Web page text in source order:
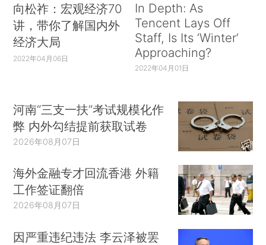
向松祚：宏观经济70
讲，带你了解国内外
经济大局
2022年04月06日
In Depth: As
Tencent Lays Off
Staff, Is Its ‘Winter’
Approaching?
2022年04月01日
河南“三支一扶”考试规模化作
弊 内外勾结提前获取试卷
2026年08月07日
海外金融专才回流香港 外籍
工作签证翻倍
2026年08月07日
因严重违纪违法 李云泽被罢